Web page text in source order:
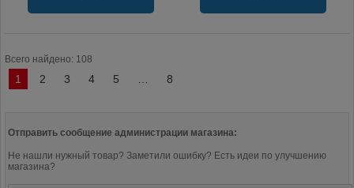
Всего найдено: 108
1 2 3 4 5 8
Отправить сообщение администрации магазина:
Не нашли нужный товар? Заметили ошибку? Есть идеи по улучшению
магазина?